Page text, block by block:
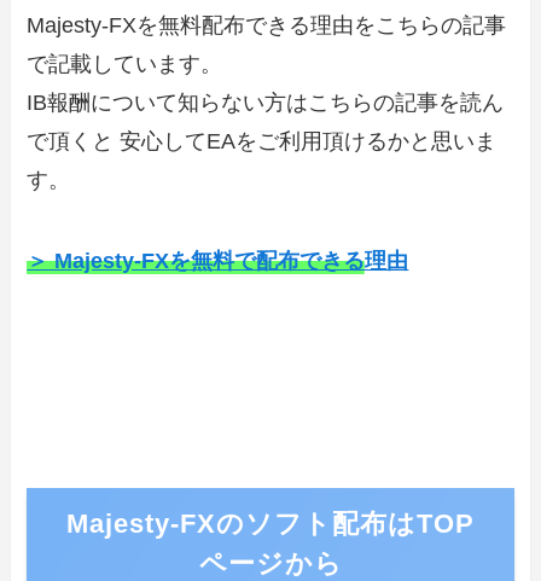
Majesty-FXを無料配布できる理由をこちらの記事
で記載しています。
IB報酬について知らない方はこちらの記事を読ん
で頂くと 安心してEAをご利用頂けるかと思いま
す。
＞ Majesty-FXを無料で配布できる理由
Majesty-FXのソフト配布はTOP
ページから